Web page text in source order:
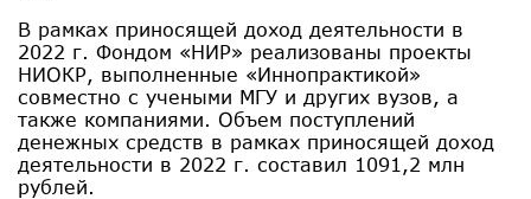
В рамках приносящей доход деятельности в
2022 г. Фондом «НИР» реализованы проекты
НИОКР, выполненные «Иннопрактикой»
совместно с учеными МГУ и других вузов, а
также компаниями. Объем поступлений
денежных средств в рамках приносящей доход
деятельности в 2022 г. составил 1091,2 млн
рублей.